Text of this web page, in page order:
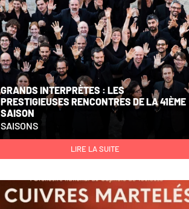
GRANDS INTERPRÈTES : LES
PRESTIGIEUSES RENCONTRES DE LA 41ÈME
SAISON
SAISONS
LIRE LA SUITE